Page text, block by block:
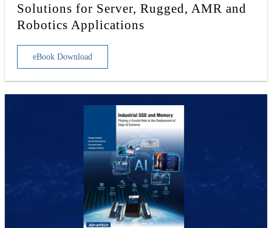
Solutions for Server, Rugged, AMR and
Robotics Applications
eBook Download